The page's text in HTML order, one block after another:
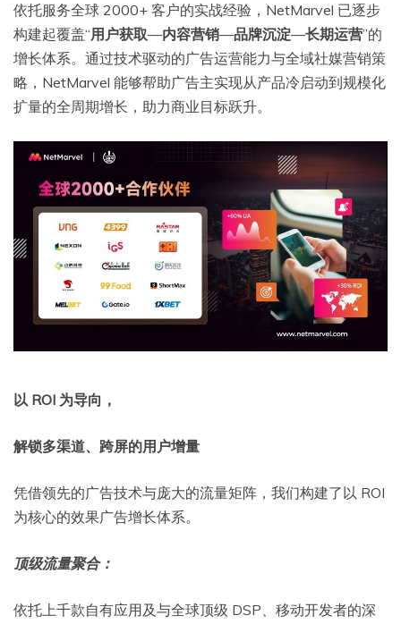
依托服务全球 2000+ 客户的实战经验，NetMarvel 已逐步
构建起覆盖“用户获取—内容营销—品牌沉淀—长期运营”的
增长体系。通过技术驱动的广告运营能力与全域社媒营销策
略，NetMarvel 能够帮助广告主实现从产品冷启动到规模化
扩量的全周期增长，助力商业目标跃升。
以 ROI 为导向，
解锁多渠道、跨屏的用户增量
凭借领先的广告技术与庞大的流量矩阵，我们构建了以 ROI
为核心的效果广告增长体系。
顶级流量聚合：
依托上千款自有应用及与全球顶级 DSP、移动开发者的深